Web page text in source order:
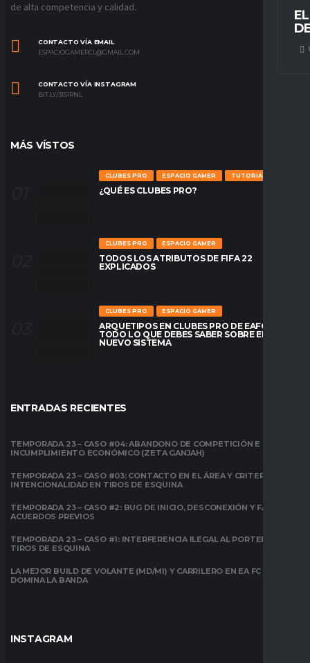
de alta competencia y calidad.
CONTACTO VÍA EMAIL
ESPACIOGAMERCL@GMAIL.COM
CONTACTO VÍA INSTAGRAM
BIT.LY/31S1RNL
MÁS VÍSTOS
CLUBES PRO ESPACIO GAMER TUTORIALES
¿QUÉ ES CLUBES PRO?
CLUBES PRO ESPACIO GAMER
TODOS LOS ATRIBUTOS DE FIFA 22
EXPLICADOS
CLUBES PRO ESPACIO GAMER
ARQUETIPOS EN CLUBES PRO DE EAFC26:
TODO LO QUE DEBES SABER SOBRE EL
NUEVO SISTEMA
ENTRADAS RECIENTES
TEMPORADA 23 – CASO #04: ABANDONO DE COMPETICIÓN E
INCUMPLIMIENTO ECONÓMICO (ZETA GANJAH)
TEMPORADA 23 – CASO #03: CONTACTO EN EL ÁREA Y CRITERIO DE
INTENCIONALIDAD EN TIROS DE ESQUINA
TEMPORADA 23 – CASO #2: BUG DE INICIO, DESCONEXIÓN Y FALTA DE
ACUERDOS PREVIOS
TEMPORADA 23 – CASO #1: INTERFERENCIA ILEGAL AL PORTERO EN
TIROS DE ESQUINA
LA MEJOR BUILD DE VOLANTE (MD/MI) Y CARRILERO EN EA FC 26:
DOMINA LA BANDA
INSTAGRAM